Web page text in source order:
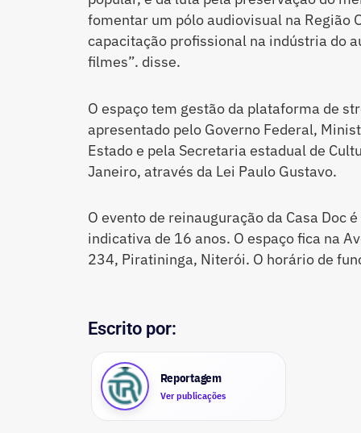
fomentar um pólo audiovisual na Região
capacitação profissional na indústria do
filmes”. disse.
O espaço tem gestão da plataforma de
apresentado pelo Governo Federal,
Estado e pela Secretaria estadual de
Janeiro, através da Lei Paulo Gustavo.
O evento de reinauguração da Casa Doc
indicativa de 16 anos. O espaço fica na
234, Piratininga, Niterói. O horário de
Escrito por:
Reportagem
Ver publicações